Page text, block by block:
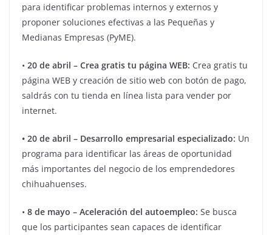
para identificar problemas internos y externos y
proponer soluciones efectivas a las Pequeñas y
Medianas Empresas (PyME).
• 20 de abril – Crea gratis tu página WEB: Crea gratis tu
página WEB y creación de sitio web con botón de pago,
saldrás con tu tienda en línea lista para vender por
internet.
• 20 de abril – Desarrollo empresarial especializado: Un
programa para identificar las áreas de oportunidad
más importantes del negocio de los emprendedores
chihuahuenses.
• 8 de mayo – Aceleración del autoempleo: Se busca
que los participantes sean capaces de identificar